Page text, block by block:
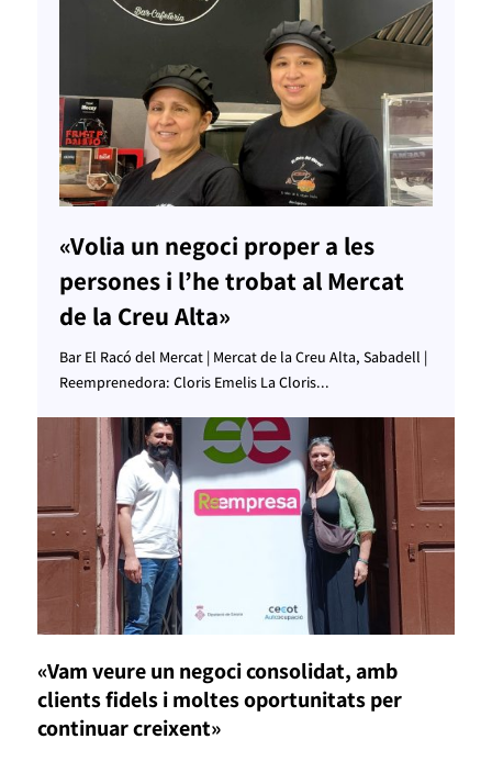
«Volia un negoci proper a les
persones i l’he trobat al Mercat
de la Creu Alta»
Bar El Racó del Mercat | Mercat de la Creu Alta, Sabadell |
Reemprenedora: Cloris Emelis La Cloris...
«Vam veure un negoci consolidat, amb
clients fidels i moltes oportunitats per
continuar creixent»